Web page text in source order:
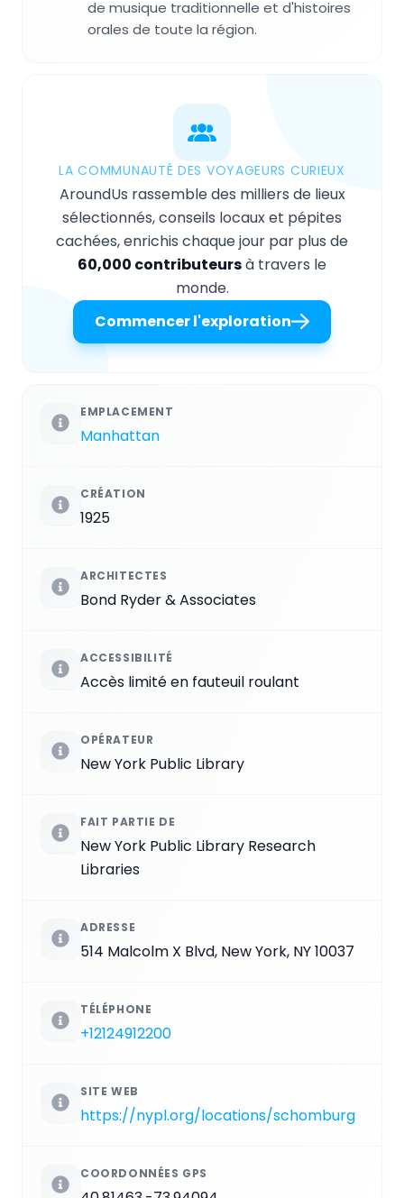
de musique traditionnelle et d'histoires
orales de toute la région.
LA COMMUNAUTÉ DES VOYAGEURS CURIEUX
AroundUs rassemble des milliers de lieux
sélectionnés, conseils locaux et pépites
cachées, enrichis chaque jour par plus de
60,000 contributeursà travers le
monde.
Commencer l'exploration
EMPLACEMENT
Manhattan
CRÉATION
1925
ARCHITECTES
Bond Ryder & Associates
ACCESSIBILITÉ
Accès limité en fauteuil roulant
OPÉRATEUR
New York Public Library
FAIT PARTIE DE
New York Public Library Research
Libraries
ADRESSE
514 Malcolm X Blvd, New York, NY 10037
TÉLÉPHONE
+12124912200
SITE WEB
https://nypl.org/locations/schomburg
COORDONNÉES GPS